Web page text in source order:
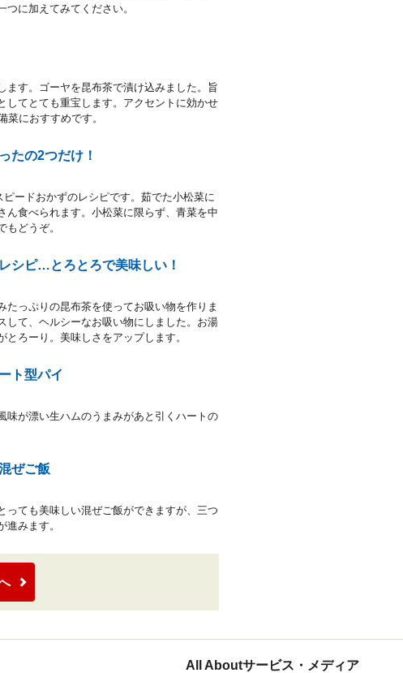
に加えてみてください。
ます。ゴーヤを昆布茶で漬け込みました。旨
してとても重宝します。アクセントに効かせ
におすすめです。
たの2つだけ！
ードおかずのレシピです。茹でた小松菜に
ん食べられます。小松菜に限らず、青菜を中
どうぞ。
シピ…とろとろで美味しい！
っぷりの昆布茶を使ってお吸い物を作りま
して、ヘルシーなお吸い物にしました。お湯
ろーり。美味しさをアップします。
ト型パイ
味が漂い生ハムのうまみがあと引くハートの
ぜご飯
っても美味しい混ぜご飯ができますが、三つ
みます。
All Aboutサービス・メディア